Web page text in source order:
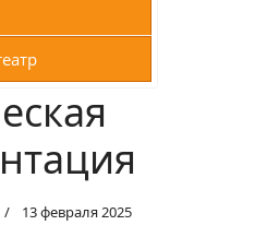
13 февраля 2025